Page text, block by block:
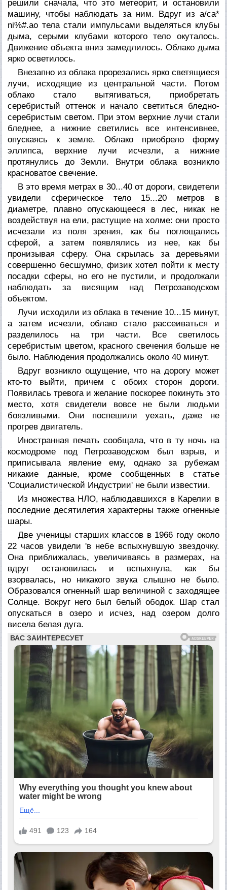
решили сначала, что это метеорит, и остановили
машину, чтобы наблюдать за ним. Вдруг из a/ca*
ni%#.ao тела стали импульсами выделяться клубы
дыма, серыми клубами которого тело окуталось.
Движение объекта вниз замедлилось. Облако дыма
ярко осветилось.
Внезапно из облака прорезались ярко светящиеся
лучи, исходящие из центральной части. Потом
облако стало вытягиваться, приобретать
серебристый оттенок и начало светиться бледно-
серебристым светом. При этом верхние лучи стали
бледнее, а нижние светились все интенсивнее,
опускаясь к земле. Облако приобрело форму
эллипса, верхние лучи исчезли, а нижние
протянулись до Земли. Внутри облака возникло
красноватое свечение.
В это время метрах в 30...40 от дороги, свидетели
увидели сферическое тело 15...20 метров в
диаметре, плавно опускающееся в лес, никак не
воздействуя на ели, растущие на холме: они просто
исчезали из поля зрения, как бы поглощались
сферой, а затем появлялись из нее, как бы
пронизывая сферу. Она скрылась за деревьями
совершенно бесшумно, физик хотел пойти к месту
посадки сферы, но его не пустили, и продолжали
наблюдать за висящим над Петрозаводском
объектом.
Лучи исходили из облака в течение 10...15 минут,
а затем исчезли, облако стало рассеиваться и
разделилось на три части. Все светилось
серебристым цветом, красного свечения больше не
было. Наблюдения продолжались около 40 минут.
Вдруг возникло ощущение, что на дорогу может
кто-то выйти, причем с обоих сторон дороги.
Появилась тревога и желание поскорее покинуть это
место, хотя свидетели вовсе не были людьми
боязливыми. Они поспешили уехать, даже не
прогрев двигатель.
Иностранная печать сообщала, что в ту ночь на
космодроме под Петрозаводском был взрыв, и
приписывала явление ему, однако за рубежам
никакие данные, кроме сообщенных в статье
'Социалистической Индустрии' не были известии.
Из множества НЛО, наблюдавшихся в Карелии в
последние десятилетия характерны также огненные
шары.
Две ученицы старших классов в 1966 году около
22 часов увидели 'в небе вспыхнувшую звездочку.
Она приближалась, увеличиваясь в размерах, на
вдруг остановилась и вспыхнула, как бы
взорвалась, но никакого звука слышно не было.
Образовался огненный шар величиной с заходящее
Солнце. Вокруг него был белый ободок. Шар стал
опускаться в озеро и исчез, над озером долго
висела белая дуга.